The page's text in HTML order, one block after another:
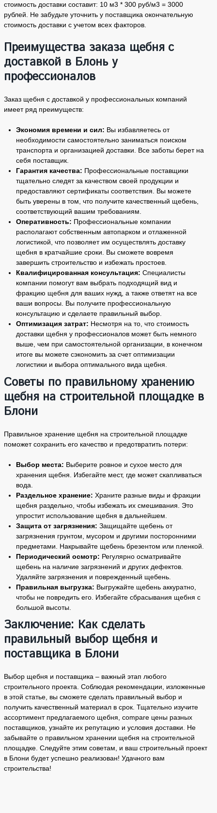
стоимость доставки составит: 10 м3 * 300 руб/м3 = 3000
рублей. Не забудьте уточнить у поставщика окончательную
стоимость доставки с учетом всех факторов.
Преимущества заказа щебня с
доставкой в Блонь у
профессионалов
Заказ щебня с доставкой у профессиональных компаний
имеет ряд преимуществ:
Экономия времени и сил: Вы избавляетесь от
необходимости самостоятельно заниматься поиском
транспорта и организацией доставки. Все заботы берет на
себя поставщик.
Гарантия качества: Профессиональные поставщики
тщательно следят за качеством своей продукции и
предоставляют сертификаты соответствия. Вы можете
быть уверены в том, что получите качественный щебень,
соответствующий вашим требованиям.
Оперативность: Профессиональные компании
располагают собственным автопарком и отлаженной
логистикой, что позволяет им осуществлять доставку
щебня в кратчайшие сроки. Вы сможете вовремя
завершить строительство и избежать простоев.
Квалифицированная консультация: Специалисты
компании помогут вам выбрать подходящий вид и
фракцию щебня для ваших нужд, а также ответят на все
ваши вопросы. Вы получите профессиональную
консультацию и сделаете правильный выбор.
Оптимизация затрат: Несмотря на то, что стоимость
доставки щебня у профессионалов может быть немного
выше, чем при самостоятельной организации, в конечном
итоге вы можете сэкономить за счет оптимизации
логистики и выбора оптимального вида щебня.
Советы по правильному хранению
щебня на строительной площадке в
Блони
Правильное хранение щебня на строительной площадке
поможет сохранить его качество и предотвратить потери:
Выбор места: Выберите ровное и сухое место для
хранения щебня. Избегайте мест, где может скапливаться
вода.
Раздельное хранение: Храните разные виды и фракции
щебня раздельно, чтобы избежать их смешивания. Это
упростит использование щебня в дальнейшем.
Защита от загрязнения: Защищайте щебень от
загрязнения грунтом, мусором и другими посторонними
предметами. Накрывайте щебень брезентом или пленкой.
Периодический осмотр: Регулярно осматривайте
щебень на наличие загрязнений и других дефектов.
Удаляйте загрязнения и поврежденный щебень.
Правильная выгрузка: Выгружайте щебень аккуратно,
чтобы не повредить его. Избегайте сбрасывания щебня с
большой высоты.
Заключение: Как сделать
правильный выбор щебня и
поставщика в Блони
Выбор щебня и поставщика – важный этап любого
строительного проекта. Соблюдая рекомендации, изложенные
в этой статье, вы сможете сделать правильный выбор и
получить качественный материал в срок. Тщательно изучите
ассортимент предлагаемого щебня, compare цены разных
поставщиков, узнайте их репутацию и условия доставки. Не
забывайте о правильном хранении щебня на строительной
площадке. Следуйте этим советам, и ваш строительный проект
в Блони будет успешно реализован! Удачного вам
строительства!